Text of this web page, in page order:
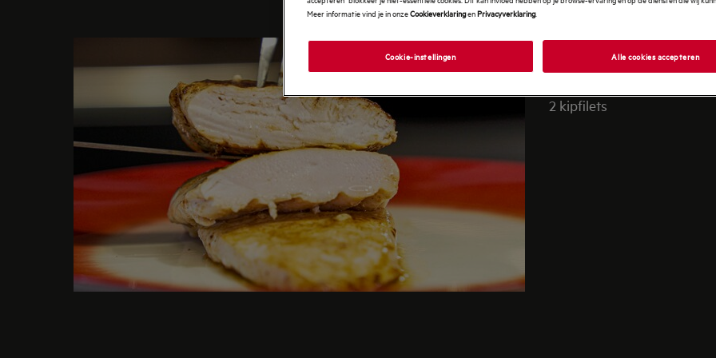
2 kipfilets
Meer informatie vind je in onzeCookieverklaringenPrivacyverklaring.
Cookie-instellingen Alle cookies accepteren